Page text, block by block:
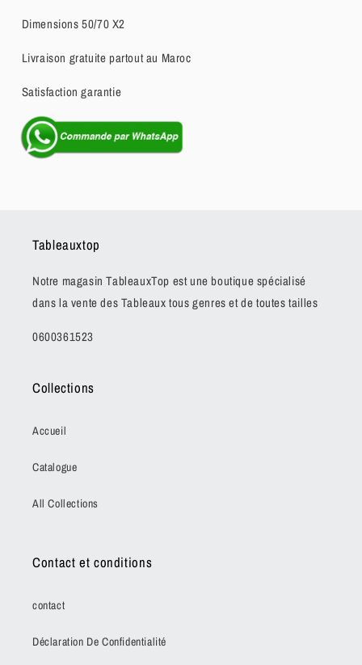
Dimensions 50/70 X2
Livraison gratuite partout au Maroc
Satisfaction garantie
Tableauxtop
Notre magasin TableauxTop est une boutique spécialisé
dans la vente des Tableaux tous genres et de toutes tailles
0600361523
Collections
Accueil
Catalogue
All Collections
Contact et conditions
contact
Déclaration De Confidentialité